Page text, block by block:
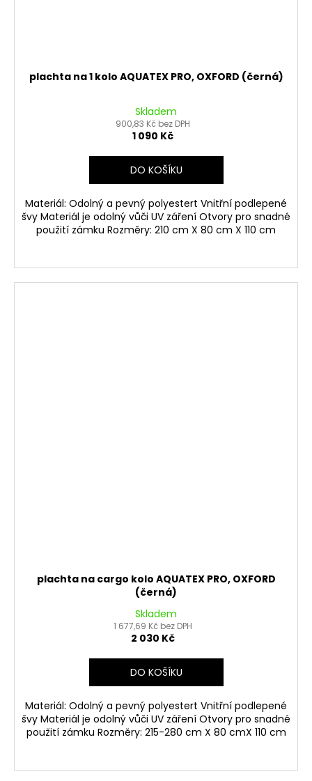
plachta na 1 kolo AQUATEX PRO, OXFORD (černá)
Skladem
900,83 Kč bez DPH
1 090 Kč
DO KOŠÍKU
Materiál: Odolný a pevný polyestert Vnitřní podlepené
švy Materiál je odolný vůči UV záření Otvory pro snadné
použití zámku Rozměry: 210 cm X 80 cm X 110 cm
plachta na cargo kolo AQUATEX PRO, OXFORD
(černá)
Skladem
1 677,69 Kč bez DPH
2 030 Kč
DO KOŠÍKU
Materiál: Odolný a pevný polyestert Vnitřní podlepené
švy Materiál je odolný vůči UV záření Otvory pro snadné
použití zámku Rozměry: 215-280 cm X 80 cmX 110 cm